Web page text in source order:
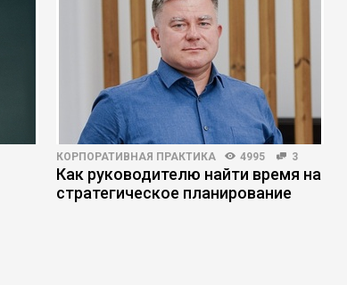
КОРПОРАТИВНАЯ ПРАКТИКА 4995 3
Как руководителю найти время на
стратегическое планирование